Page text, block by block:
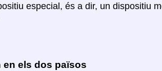
especial, és a dir, un dispositiu
en els dos països